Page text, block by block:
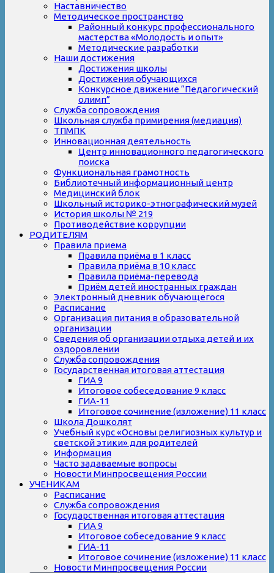
Наставничество
Методическое пространство
Районный конкурс профессионального
мастерства «Молодость и опыт»
Методические разработки
Наши достижения
Достижения школы
Достижения обучающихся
Конкурсное движение “Педагогический
олимп”
Служба сопровождения
Школьная служба примирения (медиация)
ТПМПК
Инновационная деятельность
Центр инновационного педагогического
поиска
Функциональная грамотность
Библиотечный информационный центр
Медицинский блок
Школьный историко-этнографический музей
История школы № 219
Противодействие коррупции
РОДИТЕЛЯМ
Правила приема
Правила приёма в 1 класс
Правила приёма в 10 класс
Правила приёма-перевода
Приём детей иностранных граждан
Электронный дневник обучающегося
Расписание
Организация питания в образовательной
организации
Сведения об организации отдыха детей и их
оздоровлении
Служба сопровождения
Государственная итоговая аттестация
ГИА 9
Итоговое собеседование 9 класс
ГИА-11
Итоговое сочинение (изложение) 11 класс
Школа Дошколят
Учебный курс «Основы религиозных культур и
светской этики» для родителей
Информация
Часто задаваемые вопросы
Новости Минпросвещения России
УЧЕНИКАМ
Расписание
Служба сопровождения
Государственная итоговая аттестация
ГИА 9
Итоговое собеседование 9 класс
ГИА-11
Итоговое сочинение (изложение) 11 класс
Новости Минпросвещения России